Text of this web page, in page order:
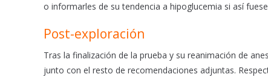
o informarles de su tendencia a hipoglucemia si así
Post-exploración
Tras la finalización de la prueba y su reanimación de
junto con el resto de recomendaciones adjuntas.